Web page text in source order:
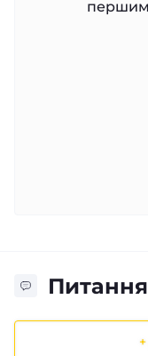
першим,
Питання